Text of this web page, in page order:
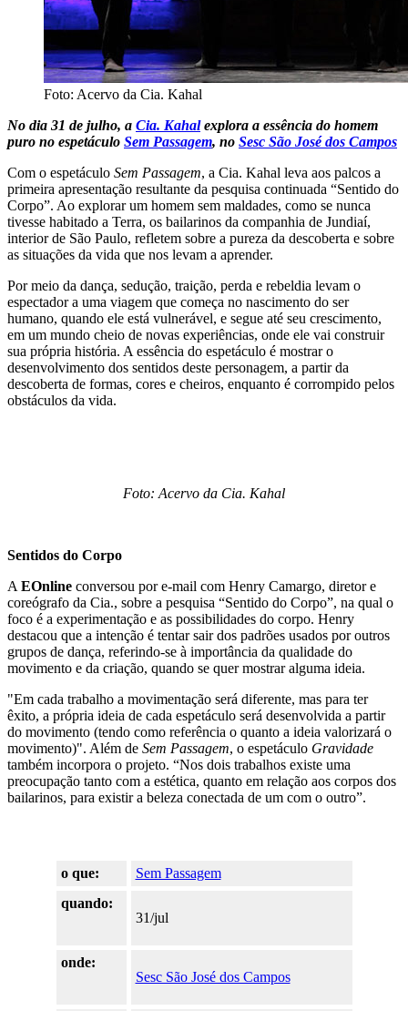
Foto: Acervo da Cia. Kahal
No dia 31 de julho, a Cia. Kahalexplora a essência do homem
puro no espetáculo Sem Passagem, no Sesc São José dos Campos
Com o espetáculo Sem Passagem, a Cia. Kahal leva aos palcos a
primeira apresentação resultante da pesquisa continuada “Sentido do
Corpo”. Ao explorar um homem sem maldades, como se nunca
tivesse habitado a Terra, os bailarinos da companhia de Jundiaí,
interior de São Paulo, refletem sobre a pureza da descoberta e sobre
as situações da vida que nos levam a aprender.
Por meio da dança, sedução, traição, perda e rebeldia levam o
espectador a uma viagem que começa no nascimento do ser
humano, quando ele está vulnerável, e segue até seu crescimento,
em um mundo cheio de novas experiências, onde ele vai construir
sua própria história. A essência do espetáculo é mostrar o
desenvolvimento dos sentidos deste personagem, a partir da
descoberta de formas, cores e cheiros, enquanto é corrompido pelos
obstáculos da vida.
Foto: Acervo da Cia. Kahal
Sentidos do Corpo
A EOnline conversou por e-mail com Henry Camargo, diretor e
coreógrafo da Cia., sobre a pesquisa “Sentido do Corpo”, na qual o
foco é a experimentação e as possibilidades do corpo. Henry
destacou que a intenção é tentar sair dos padrões usados por outros
grupos de dança, referindo-se à importância da qualidade do
movimento e da criação, quando se quer mostrar alguma ideia.
"Em cada trabalho a movimentação será diferente, mas para ter
êxito, a própria ideia de cada espetáculo será desenvolvida a partir
do movimento (tendo como referência o quanto a ideia valorizará o
movimento)". Além de Sem Passagem, o espetáculo Gravidade
também incorpora o projeto. “Nos dois trabalhos existe uma
preocupação tanto com a estética, quanto em relação aos corpos dos
bailarinos, para existir a beleza conectada de um com o outro”.
o que:
Sem Passagem
quando:
31/jul
onde:
Sesc São José dos Campos